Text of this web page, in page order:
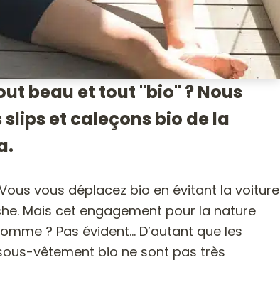
beau et tout "bio" ? Nous
et caleçons bio de la
vous déplacez bio en évitant la voiture
Mais cet engagement pour la nature
? Pas évident… D’autant que les
vêtement bio ne sont pas très